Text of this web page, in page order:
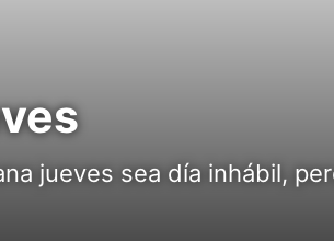
jueves sea día inhábil,